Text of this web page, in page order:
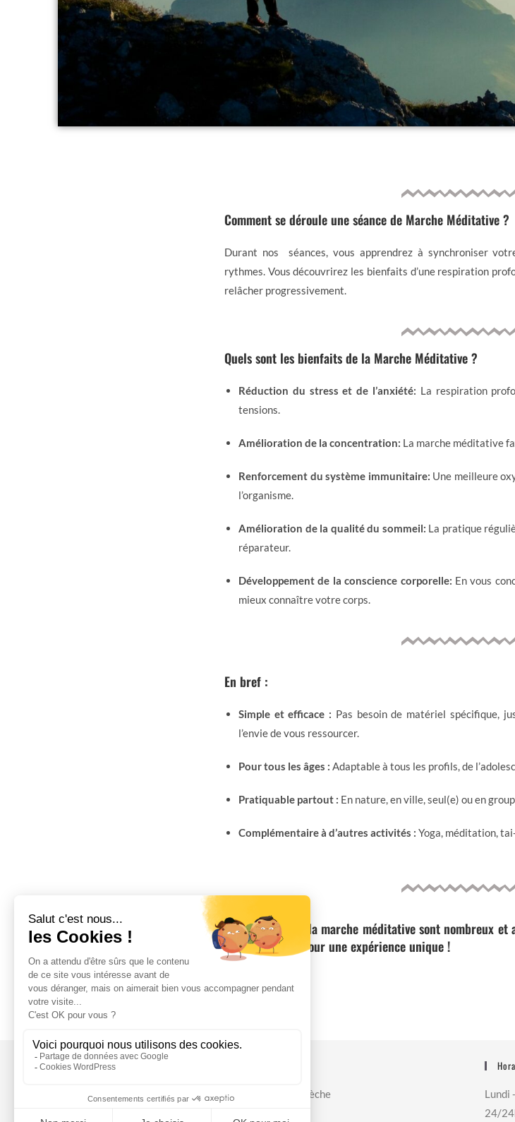
Comment se déroule une séance de Marche Méditative ?
Durant nos séances, vous apprendrez à synchroniser
rythmes. Vous découvrirez les bienfaits d’une respiration
relâcher progressivement.
Quels sont les bienfaits de la Marche Méditative ?
Réduction du stress et de l’anxiété: La respiration
tensions.
Amélioration de la concentration: La marche méditative
Renforcement du système immunitaire: Une meilleure
l’organisme.
Amélioration de la qualité du sommeil: La pratique
réparateur.
Développement de la conscience corporelle: En vous
mieux connaître votre corps.
En bref :
Simple et efficace : Pas besoin de matériel spécifique,
l’envie de vous ressourcer.
Pour tous les âges : Adaptable à tous les profils, de
Pratiquable partout : En nature, en ville, seul(e) ou en
Complémentaire à d’autres activités : Yoga, méditation,
Les bienfaits de la marche méditative sont nombreux et
rejoignez-nous pour une expérience unique !
Contact
06 18 82 29 18
Sud Ardèche
Lundi
24/